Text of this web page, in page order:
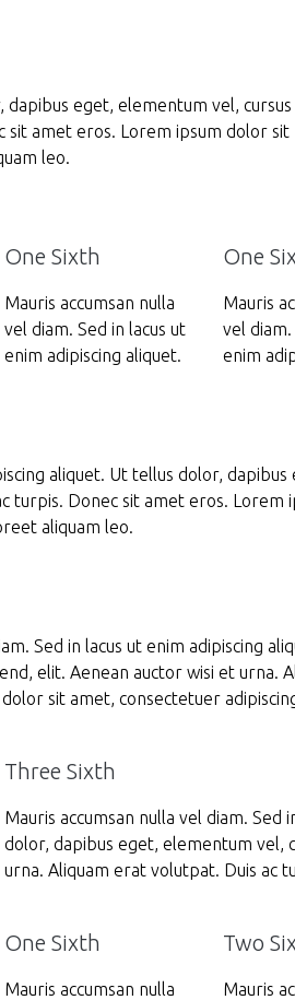
dapibus eget, elementum vel, cursus
sit amet eros. Lorem ipsum dolor sit
leo.
One Sixth
Mauris accumsan nulla
vel diam. Sed in lacus ut
enim adipiscing aliquet.
One
Mauris
vel diam.
enim
aliquet. Ut tellus dolor,
turpis. Donec sit amet eros.
aliquam leo.
Sed in lacus ut enim adipiscing
elit. Aenean auctor wisi et urna.
sit amet, consectetuer
Three Sixth
Mauris accumsan nulla vel diam. Sed
dolor, dapibus eget, elementum vel,
urna. Aliquam erat volutpat. Duis ac
One Sixth
Mauris accumsan nulla
Two
Mauris